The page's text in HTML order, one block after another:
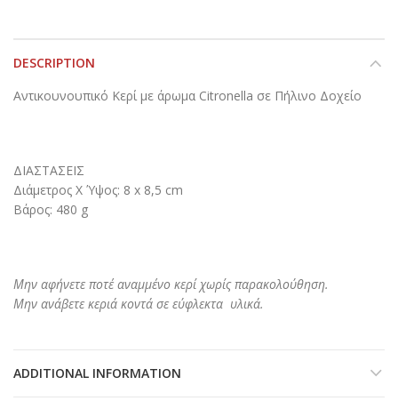
DESCRIPTION
Αντικουνουπικό Κερί με άρωμα Citronella σε Πήλινο Δοχείο
ΔΙΑΣΤΑΣΕΙΣ
Διάμετρος Χ Ύψος: 8 x 8,5 cm
Βάρος: 480 g
Μην αφήνετε ποτέ αναμμένο κερί χωρίς παρακολούθηση.
Μην ανάβετε κεριά κοντά σε εύφλεκτα υλικά.
ADDITIONAL INFORMATION